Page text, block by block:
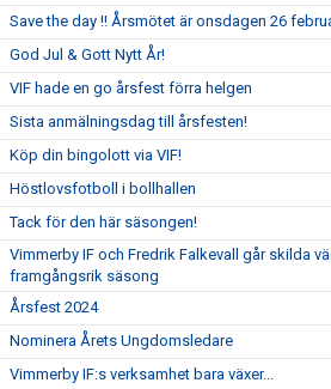
Save the day !! Årsmötet är onsdagen 26
God Jul & Gott Nytt År!
VIF hade en go årsfest förra helgen
Sista anmälningsdag till årsfesten!
Köp din bingolott via VIF!
Höstlovsfotboll i bollhallen
Tack för den här säsongen!
Vimmerby IF och Fredrik Falkevall går skilda
framgångsrik säsong
Årsfest 2024
Nominera Årets Ungdomsledare
Vimmerby IF:s verksamhet bara växer...